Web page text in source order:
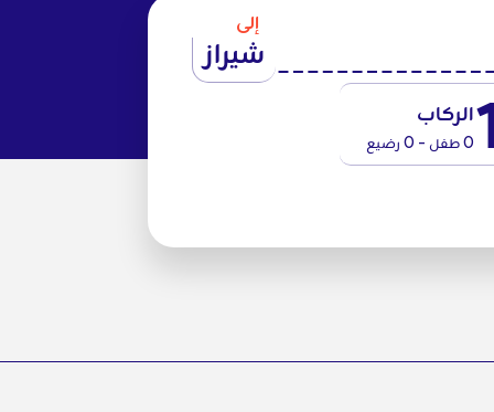
إلى
شيراز
الركاب
0 طفل - 0 رضيع